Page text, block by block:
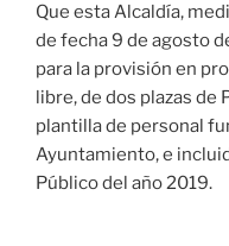
Que esta Alcaldía,
de fecha 9 de agosto
para la provisión en
libre, de dos plazas de
plantilla de personal
Ayuntamiento, e
Público del año 2019.